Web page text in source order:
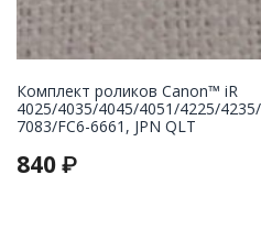
Комплект роликов Canon™ iR
4025/4035/4045/4051/4225/
7083/FC6-6661, JPN QLT
840 ₽